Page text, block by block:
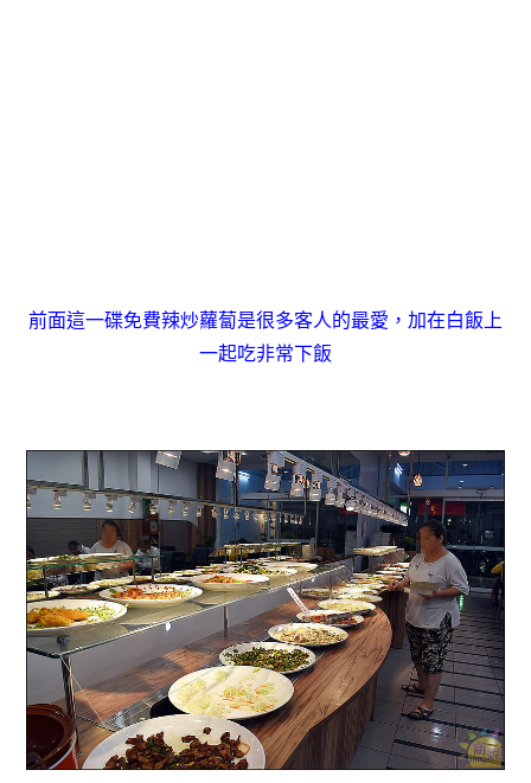
前面這一碟免費辣炒蘿蔔是很多客人的最愛，加在白飯上
一起吃非常下飯